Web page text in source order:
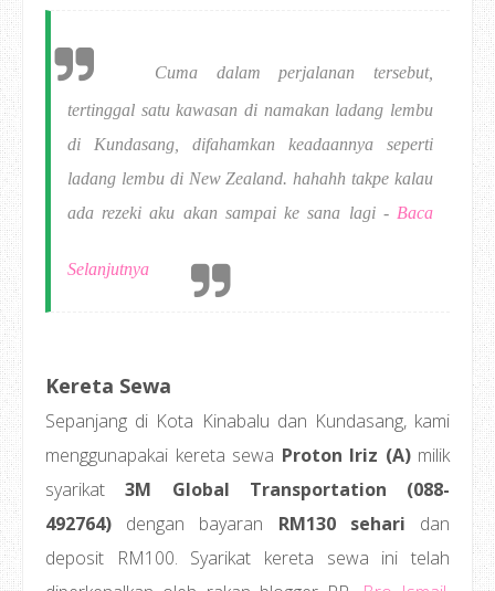
Cuma dalam perjalanan tersebut,
tertinggal satu kawasan di namakan ladang lembu
di Kundasang, difahamkan keadaannya seperti
ladang lembu di New Zealand. hahahh takpe kalau
ada rezeki aku akan sampai ke sana lagi - Baca
Selanjutnya
Kereta Sewa
Sepanjang di Kota Kinabalu dan Kundasang, kami
menggunapakai kereta sewa Proton Iriz (A)milik
syarikat3M Global Transportation (088-
492764) dengan bayaran RM130 sehari dan
deposit RM100. Syarikat kereta sewa ini telah